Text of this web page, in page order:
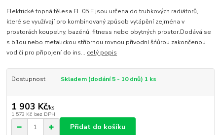
Elektrické topná tělesa EL.05 E jsou určena do trubkových radiátorů,
které se využívají pro kombinovaný způsob vytápění zejména v
prostorách koupelny, bazénů, fitness nebo obytných prostor.Dodává se
s bílou nebo metalickou stříbrnou rovnou přívodní šńůrou zakončenou
vodiči pro připojení do ins... celý popis
Dostupnost Skladem (dodání 5 - 10 dnů) 1 ks
1 903 Kč/ks
1 573 Kč bez DPH
Přidat do košíku